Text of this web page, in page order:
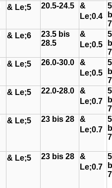
& Le;5 20.5-24.5
&
Le;0.4
5
7
& Le;6
23.5 bis
28.5
&
Le;0.5
5
7
& Le;5 26.0-30.0
&
Le;0.5
5
7
& Le;5 22.0-28.0
&
Le;0.7
5
7
& Le;5 23 bis 28
&
Le;0.7
5
7
& Le;5 23 bis 28
&
Le;0.7
5
7